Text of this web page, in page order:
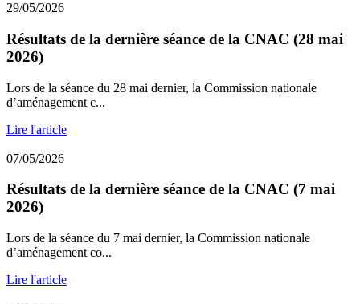
29/05/2026
Résultats de la dernière séance de la CNAC (28 mai
2026)
Lors de la séance du 28 mai dernier, la Commission nationale
d’aménagement c...
Lire l'article
07/05/2026
Résultats de la dernière séance de la CNAC (7 mai
2026)
Lors de la séance du 7 mai dernier, la Commission nationale
d’aménagement co...
Lire l'article